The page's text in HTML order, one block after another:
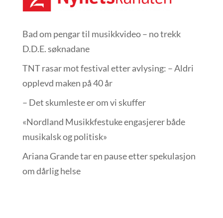
Bad om pengar til musikkvideo – no trekk
D.D.E. søknadane
TNT rasar mot festival etter avlysing: – Aldri
opplevd maken på 40 år
– Det skumleste er om vi skuffer
«Nordland Musikkfest­uke engasjerer både
musikalsk og politisk»
Ariana Grande tar en pause etter spekulasjon
om dårlig helse